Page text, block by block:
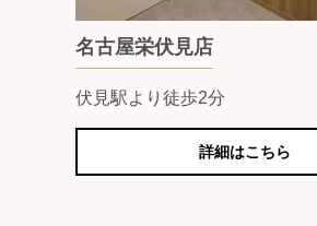
名古屋栄伏見店
伏見駅より徒歩2分
詳細はこちら